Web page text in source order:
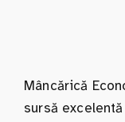
Mâncărică
sursă